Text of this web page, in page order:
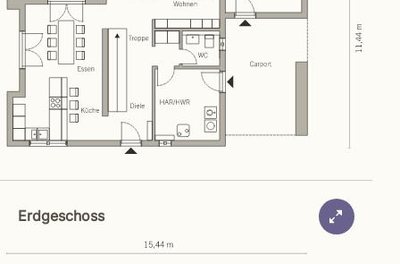
Erdgeschoss